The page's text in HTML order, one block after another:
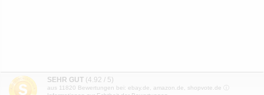
SEHR GUT (4.92 / 5)
aus 11820 Bewertungen bei: ebay.de, amazon.de, shopvote.de ⓘ